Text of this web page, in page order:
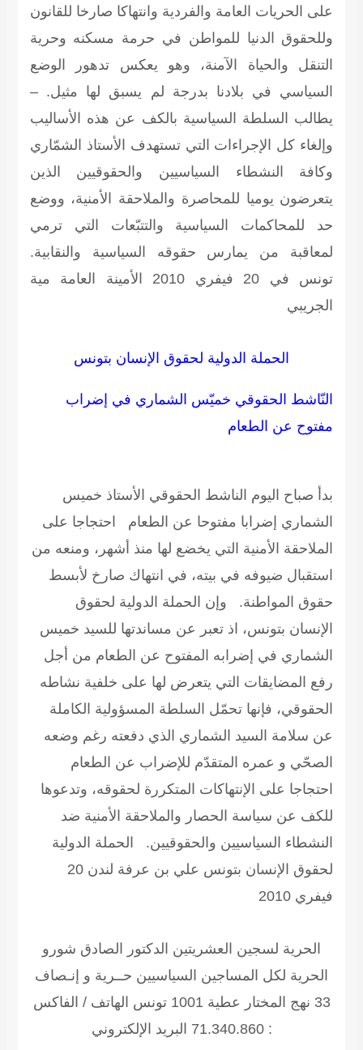
على الحريات العامة والفردية وانتهاكا صارخا للقانون
وللحقوق الدنيا للمواطن في حرمة مسكنه وحرية
التنقل والحياة الآمنة، وهو يعكس تدهور الوضع
السياسي في بلادنا بدرجة لم يسبق لها مثيل. –
يطالب السلطة السياسية بالكف عن هذه الأساليب
وإلغاء كل الإجراءات التي تستهدف الأستاذ الشمّاري
وكافة النشطاء السياسيين والحقوقيين الذين
يتعرضون يوميا للمحاصرة والملاحقة الأمنية، ووضع
حد للمحاكمات السياسية والتتبّعات التي ترمي
لمعاقبة من يمارس حقوقه السياسية والنقابية.
تونس في 20 فيفري 2010 الأمينة العامة مية
الجريبي
الحملة الدولية لحقوق الإنسان بتونس
النّاشط الحقوقي خميّس الشماري في إضراب
مفتوح عن الطعام
بدأ صباح اليوم الناشط الحقوقي الأستاذ خميس
الشماري إضرابا مفتوحا عن الطعام احتجاجا على
الملاحقة الأمنية التي يخضع لها منذ أشهر، ومنعه من
استقبال ضيوفه في بيته، في انتهاك صارخ لأبسط
حقوق المواطنة. وإن الحملة الدولية لحقوق
الإنسان بتونس، اذ تعبر عن مساندتها للسيد خميس
الشماري في إضرابه المفتوح عن الطعام من أجل
رفع المضايقات التي يتعرض لها على خلفية نشاطه
الحقوقي، فإنها تحمّل السلطة المسؤولية الكاملة
عن سلامة السيد الشماري الذي دفعته رغم وضعه
الصحّي و عمره المتقدّم للإضراب عن الطعام
احتجاجا على الإنتهاكات المتكررة لحقوقه، وتدعوها
للكف عن سياسة الحصار والملاحقة الأمنية ضد
النشطاء السياسيين والحقوقيين.
الحملة الدولية
لحقوق الإنسان بتونس علي بن عرفة لندن 20
فيفري 2010
الحرية لسجين العشريتين الدكتور الصادق شورو
الحرية لكل المساجين السياسيين حــرية و إنـصاف
33 نهج المختار عطية 1001 تونس الهاتف / الفاكس
: 71.340.860 البريد الإلكتروني